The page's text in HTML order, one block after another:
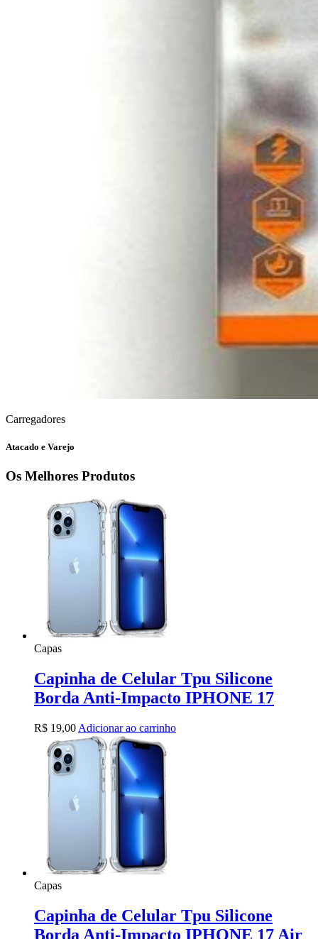
Carregadores
Atacado e Varejo
Os Melhores Produtos
Capas
Capinha de Celular Tpu Silicone
Borda Anti-Impacto IPHONE 17
R$ 19,00 Adicionar ao carrinho
Capas
Capinha de Celular Tpu Silicone
Borda Anti-Impacto IPHONE 17 Air